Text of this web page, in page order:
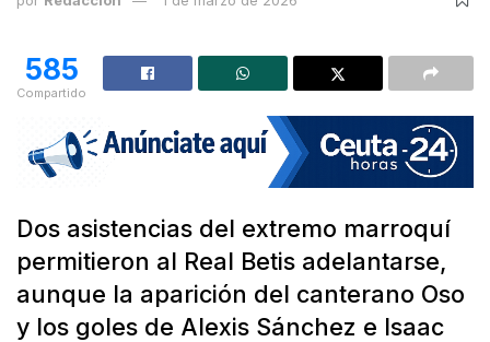
585
Compartido
Dos asistencias del extremo marroquí
permitieron al Real Betis adelantarse,
aunque la aparición del canterano Oso
y los goles de Alexis Sánchez e Isaac